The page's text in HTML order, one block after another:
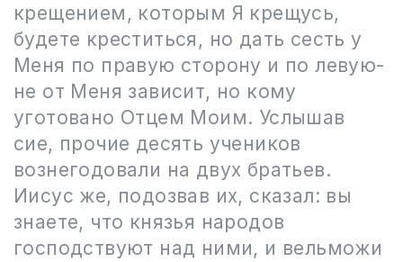
крещением, которым Я крещусь,
будете креститься, но дать сесть у
Меня по правую сторону и по левую-
не от Меня зависит, но кому
уготовано Отцем Моим. Услышав
сие, прочие десять учеников
вознегодовали на двух братьев.
Иисус же, подозвав их, сказал: вы
знаете, что князья народов
господствуют над ними, и вельможи